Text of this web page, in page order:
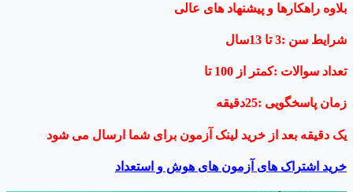
بلاوه راهکارها و پیشنهاد های عالی
شرایط سن :3 تا 13سال
تعداد سوالات :کمتر از 100 تا
زمان پاسخگویی :25دقیقه
یک دقیقه بعد از خرید لینک آزمون برای شما ارسال می شود
خرید اشتراک های آزمون های هوش و استعداد